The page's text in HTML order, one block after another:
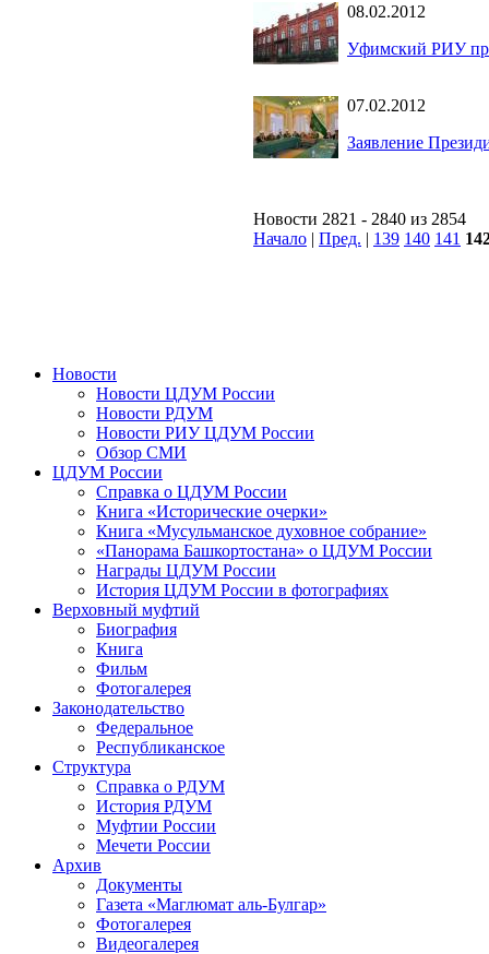
08.02.2012
Уфимский РИУ
07.02.2012
Заявление
Новости 2821 - 2840 из 2854
Начало | Пред. | 139 140 141
Новости
Новости ЦДУМ России
Новости РДУМ
Новости РИУ ЦДУМ России
Обзор СМИ
ЦДУМ России
Справка о ЦДУМ России
Книга «Исторические очерки»
Книга «Мусульманское духовное собрание»
«Панорама Башкортостана» о ЦДУМ России
Награды ЦДУМ России
История ЦДУМ России в фотографиях
Верховный муфтий
Биография
Книга
Фильм
Фотогалерея
Законодательство
Федеральное
Республиканское
Структура
Справка о РДУМ
История РДУМ
Муфтии России
Мечети России
Архив
Документы
Газета «Маглюмат аль-Булгар»
Фотогалерея
Видеогалерея